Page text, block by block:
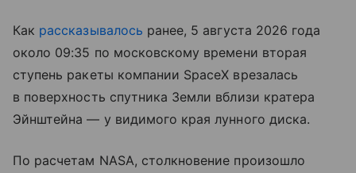
Как рассказывалось ранее, 5 августа 2026 года
около 09:35 по московскому времени вторая
ступень ракеты компании SpaceX врезалась
в поверхность спутника Земли вблизи кратера
Эйнштейна — у видимого края лунного диска.
По расчетам NASA, столкновение произошло